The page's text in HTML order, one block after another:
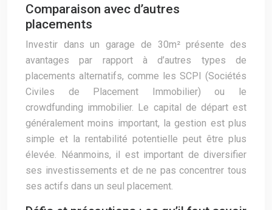
Comparaison avec d’autres
placements
Investir dans un garage de 30m² présente des
avantages par rapport à d’autres types de
placements alternatifs, comme les SCPI (Sociétés
Civiles de Placement Immobilier) ou le
crowdfunding immobilier. Le capital de départ est
généralement moins important, la gestion est plus
simple et la rentabilité potentielle peut être plus
élevée. Néanmoins, il est important de diversifier
ses investissements et de ne pas concentrer tous
ses actifs dans un seul placement.